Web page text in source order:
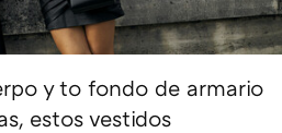
y to fondo de armario
estos vestidos